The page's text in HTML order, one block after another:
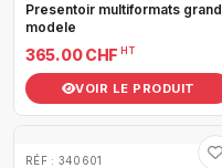
Presentoir multiformats grand
modele
365.00 CHF HT
VOIR LE PRODUIT
RÉF : 340601